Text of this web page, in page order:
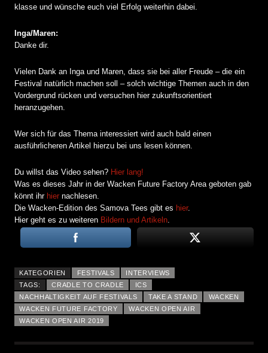
klasse und wünsche euch viel Erfolg weiterhin dabei.
Inga/Maren:
Danke dir.
Vielen Dank an Inga und Maren, dass sie bei aller Freude – die ein
Festival natürlich machen soll – solch wichtige Themen auch in den
Vordergrund rücken und versuchen hier zukunftsorientiert
heranzugehen.
Wer sich für das Thema interessiert wird auch bald einen
ausführlicheren Artikel hierzu bei uns lesen können.
Du willst das Video sehen? Hier lang!
Was es dieses Jahr in der Wacken Future Factory Area geboten gab
könnt ihr hier nachlesen.
Die Wacken-Edition des Samova Tees gibt es hier.
Hier geht es zu weiteren Bildern und Artikeln
KATEGORIEN FESTIVALS
INTERVIEWS
TAGS:
CRADLE TO CRADLE
ICS
NACHHALTIGKEIT AUF FESTIVALS
TAKE A STAND
WACKEN
WACKEN FUTURE FACTORY
WACKEN OPEN AIR
WACKEN OPEN AIR 2019